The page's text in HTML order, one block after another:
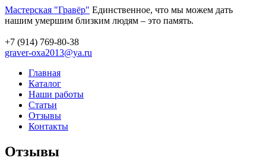
Мастерская "Гравёр" Единственное, что мы можем дать
нашим умершим близким людям – это память.
+7 (914) 769-80-38
graver-oxa2013@ya.ru
Главная
Каталог
Наши работы
Статьи
Отзывы
Контакты
Отзывы